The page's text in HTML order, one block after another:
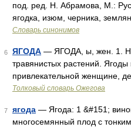
под. ред. Н. Абрамова, М.:
ягодка, изюм, черника,
Словарь синонимов
6 ЯГОДА — ЯГОДА, ы, жен. 1.
травянистых растений.
привлекательной женщине,
Толковый словарь Ожегова
7 ягода — Ягода: 1 &#151;
многосемянный плод с